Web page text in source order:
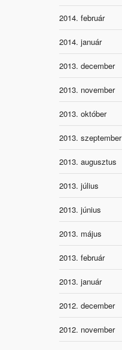
2014. február
2014. január
2013. december
2013. november
2013. október
2013. szeptember
2013. augusztus
2013. július
2013. június
2013. május
2013. február
2013. január
2012. december
2012. november